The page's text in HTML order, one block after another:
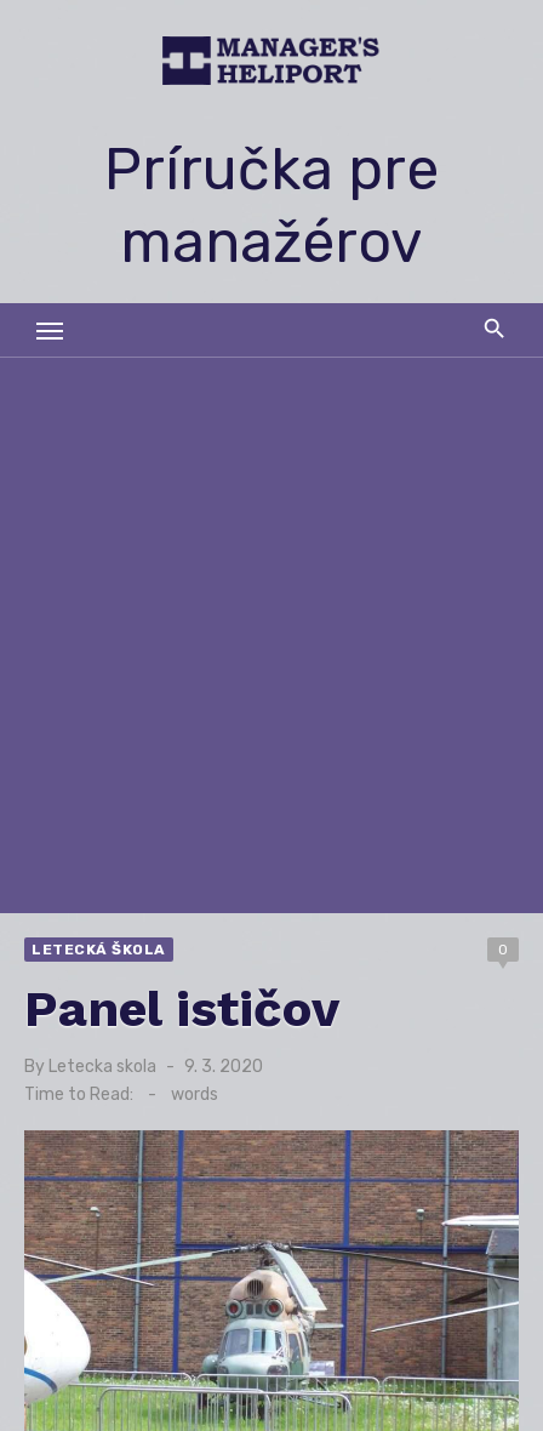
Príručka pre
manažérov
LETECKÁ ŠKOLA 0
Panel ističov
By Letecka skola
Posted
on
9. 3. 2020
Time to Read:
- words